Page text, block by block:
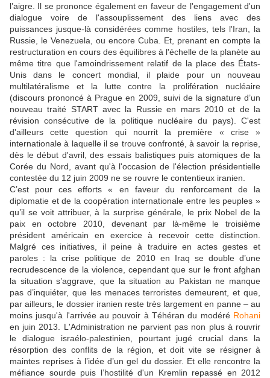
l’aigre. Il se prononce également en faveur de l'engagement d'un
dialogue voire de l'assouplissement des liens avec des
puissances jusque-là considérées comme hostiles, tels l'Iran, la
Russie, le Venezuela, ou encore Cuba. Et, prenant en compte la
restructuration en cours des équilibres à l'échelle de la planète au
même titre que l'amoindrissement relatif de la place des États-
Unis dans le concert mondial, il plaide pour un nouveau
multilatéralisme et la lutte contre la prolifération nucléaire
(discours prononcé à Prague en 2009, suivi de la signature d’un
nouveau traité START avec la Russie en mars 2010 et de la
révision consécutive de la politique nucléaire du pays). C'est
d'ailleurs cette question qui nourrit la première « crise »
internationale à laquelle il se trouve confronté, à savoir la reprise,
dès le début d'avril, des essais balistiques puis atomiques de la
Corée du Nord, avant qu'à l'occasion de l'élection présidentielle
contestée du 12 juin 2009 ne se rouvre le contentieux iranien.
C’est pour ces efforts « en faveur du renforcement de la
diplomatie et de la coopération internationale entre les peuples »
qu’il se voit attribuer, à la surprise générale, le prix Nobel de la
paix en octobre 2010, devenant par là-même le troisième
président américain en exercice à recevoir cette distinction.
Malgré ces initiatives, il peine à traduire en actes gestes et
paroles : la crise politique de 2010 en Iraq se double d’une
recrudescence de la violence, cependant que sur le front afghan
la situation s’aggrave, que la situation au Pakistan ne manque
pas d’inquiéter, que les menaces terroristes demeurent, et que,
par ailleurs, le dossier iranien reste très largement en panne – au
moins jusqu'à l'arrivée au pouvoir à Téhéran du modéré Rohani
en juin 2013. L'Administration ne parvient pas non plus à rouvrir
le dialogue israélo-palestinien, pourtant jugé crucial dans la
résorption des conflits de la région, et doit vite se résigner à
maintes reprises à l’idée d’un gel du dossier. Et elle rencontre la
méfiance sourde puis l’hostilité d'un Kremlin repassé en 2012